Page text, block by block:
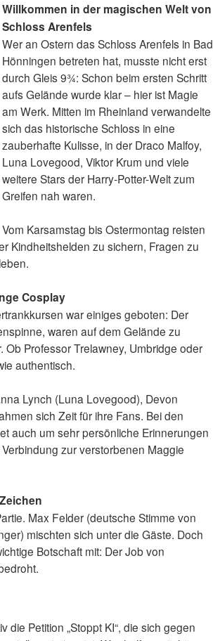
Willkommen in der magischen Welt von
Schloss Arenfels
Wer an Ostern das Schloss Arenfels in Bad
Hönningen betreten hat, musste nicht erst
durch Gleis 9¾: Schon beim ersten Schritt
aufs Gelände wurde klar – hier ist Magie
am Werk. Mitten im Rheinland verwandelte
sich das historische Schloss in eine
zauberhafte Kulisse, in der Draco Malfoy,
Luna Lovegood, Viktor Krum und viele
weitere Stars der Harry-Potter-Welt zum
Greifen nah waren.
Vom Karsamstag bis Ostermontag reisten
Kindheitshelden zu sichern, Fragen zu
Cosplay
war einiges geboten: Der
waren auf dem Gelände zu
Professor Trelawney, Umbridge oder
authentisch.
Lynch (Luna Lovegood), Devon
sich Zeit für ihre Fans. Bei den
auch um sehr persönliche Erinnerungen
zur verstorbenen Maggie
Max Felder (deutsche Stimme von
mischten sich unter die Gäste. Doch
Botschaft mit: Der Job von
Petition „Stoppt KI“, die sich gegen